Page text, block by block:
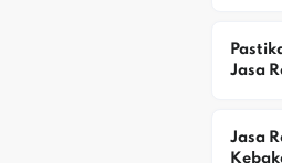
Jasa
Jasa